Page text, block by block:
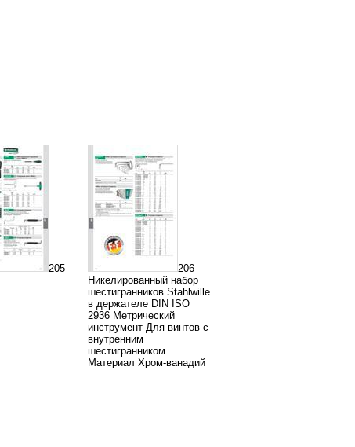
205
206
Никелированный набор
шестигранников Stahlwille
в держателе DIN ISO
2936 Метрический
инструмент Для винтов с
внутренним
шестигранником
Материал Хром-ванадий